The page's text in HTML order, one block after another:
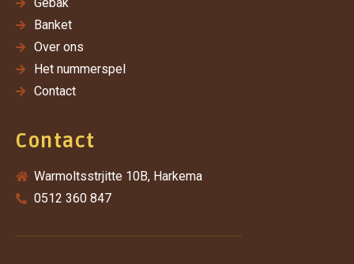
Banket
Over ons
Het nummerspel
Contact
Contact
Warmoltsstrjitte 10B, Harkema
0512 360 847